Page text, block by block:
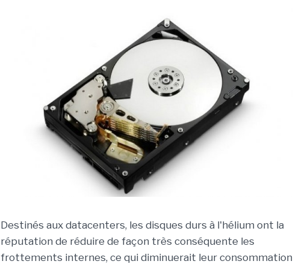
Destinés aux datacenters, les disques durs à l'hélium ont la
réputation de réduire de façon très conséquente les
frottements internes, ce qui diminuerait leur consommation